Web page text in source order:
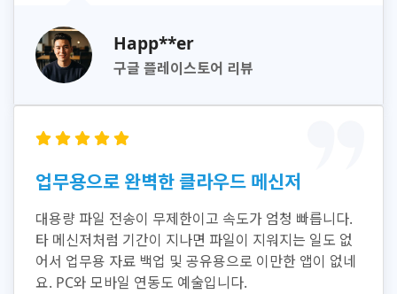
Happ**er
구글 플레이스토어 리뷰
업무용으로 완벽한 클라우드 메신저
대용량 파일 전송이 무제한이고 속도가 엄청 빠릅니다.
타 메신저처럼 기간이 지나면 파일이 지워지는 일도 없
어서 업무용 자료 백업 및 공유용으로 이만한 앱이 없네
요. PC와 모바일 연동도 예술입니다.